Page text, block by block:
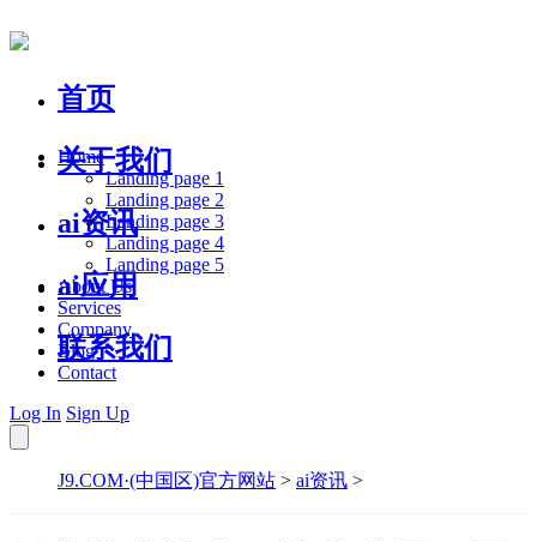
首页
关于我们
ai资讯
ai应用
联系我们
Home
Landing page 1
Landing page 2
Landing page 3
Landing page 4
Landing page 5
About Us
Services
Company
Blog
Contact
Log In Sign Up
J9.COM·(中国区)官方网站 > ai资讯 >